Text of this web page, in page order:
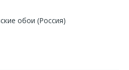
обои (Россия)